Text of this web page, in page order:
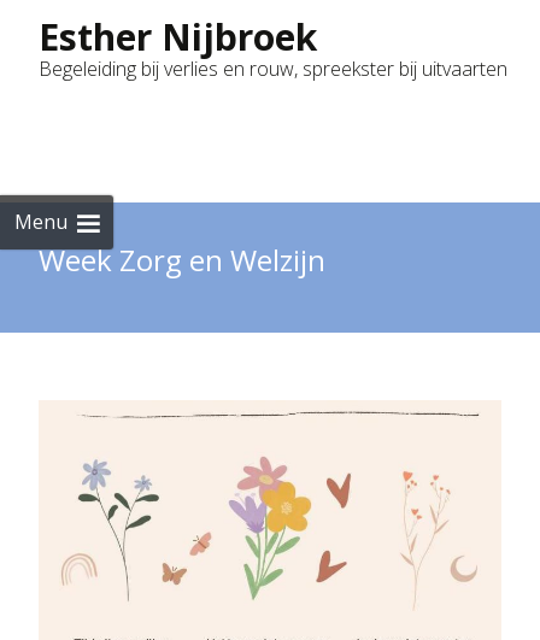
Esther Nijbroek
Begeleiding bij verlies en rouw, spreekster bij uitvaarten
Menu
Week Zorg en Welzijn